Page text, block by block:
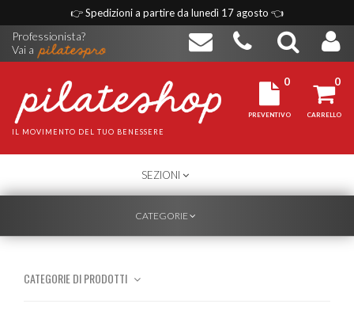
👉Spedizioni a partire da lunedì 17 agosto 👈
Professionista?
Vai a
IL MOVIMENTO DEL TUO BENESSERE
0
PREVENTIVO
0
CARRELLO
TOGGLE
NAVIGATION
SEZIONI
TOGGLE
CATEGORIE
CATEGORIE DI PRODOTTI